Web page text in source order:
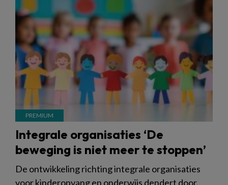
Integrale organisaties ‘De
beweging is niet meer te stoppen’
De ontwikkeling richting integrale organisaties
voor kinderopvang en onderwijs dendert door.